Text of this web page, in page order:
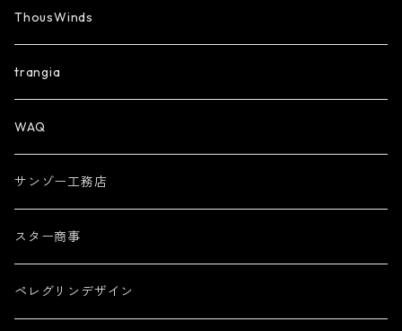
ThousWinds
trangia
WAQ
サンゾー工務店
スター商事
ペレグリンデザイン